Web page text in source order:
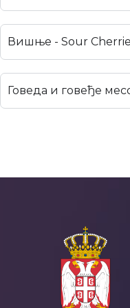
Вишње - Sour
Говеда и говеђе